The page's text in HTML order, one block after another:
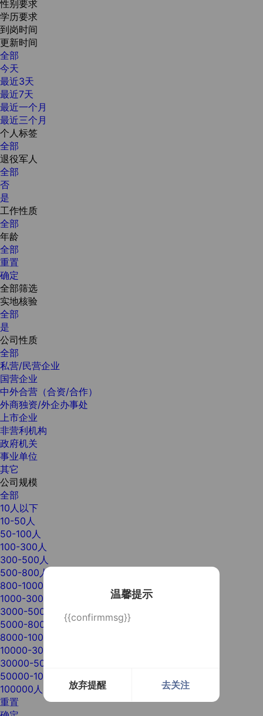
温馨提示
{{confirmmsg}}
放弃提醒 去关注
性别要求
学历要求
到岗时间
更新时间
全部
今天
最近3天
最近7天
最近一个月
最近三个月
个人标签
全部
退役军人
全部
否
是
工作性质
全部
年龄
全部
重置
确定
全部筛选
实地核验
全部
是
公司性质
全部
私营/民营企业
国营企业
中外合营（合资/合作）
外商独资/外企办事处
上市企业
非营利机构
政府机关
事业单位
其它
公司规模
全部
10人以下
10-50人
50-100人
100-300人
300-500人
500-800人
800-1000人
1000-3000人
3000-5000人
5000-8000人
8000-10000人
10000-30000人
30000-50000人
50000-100000人
100000人以上
重置